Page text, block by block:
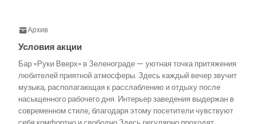
Архив
Условия акции
Бар «Руки Вверх» в Зеленограде — уютная точка притяжения
любителей приятной атмосферы. Здесь каждый вечер звучит
музыка, располагающая к расслаблению и отдыху после
насыщенного рабочего дня. Интерьер заведения выдержан в
современном стиле, благодаря этому посетители чувствуют